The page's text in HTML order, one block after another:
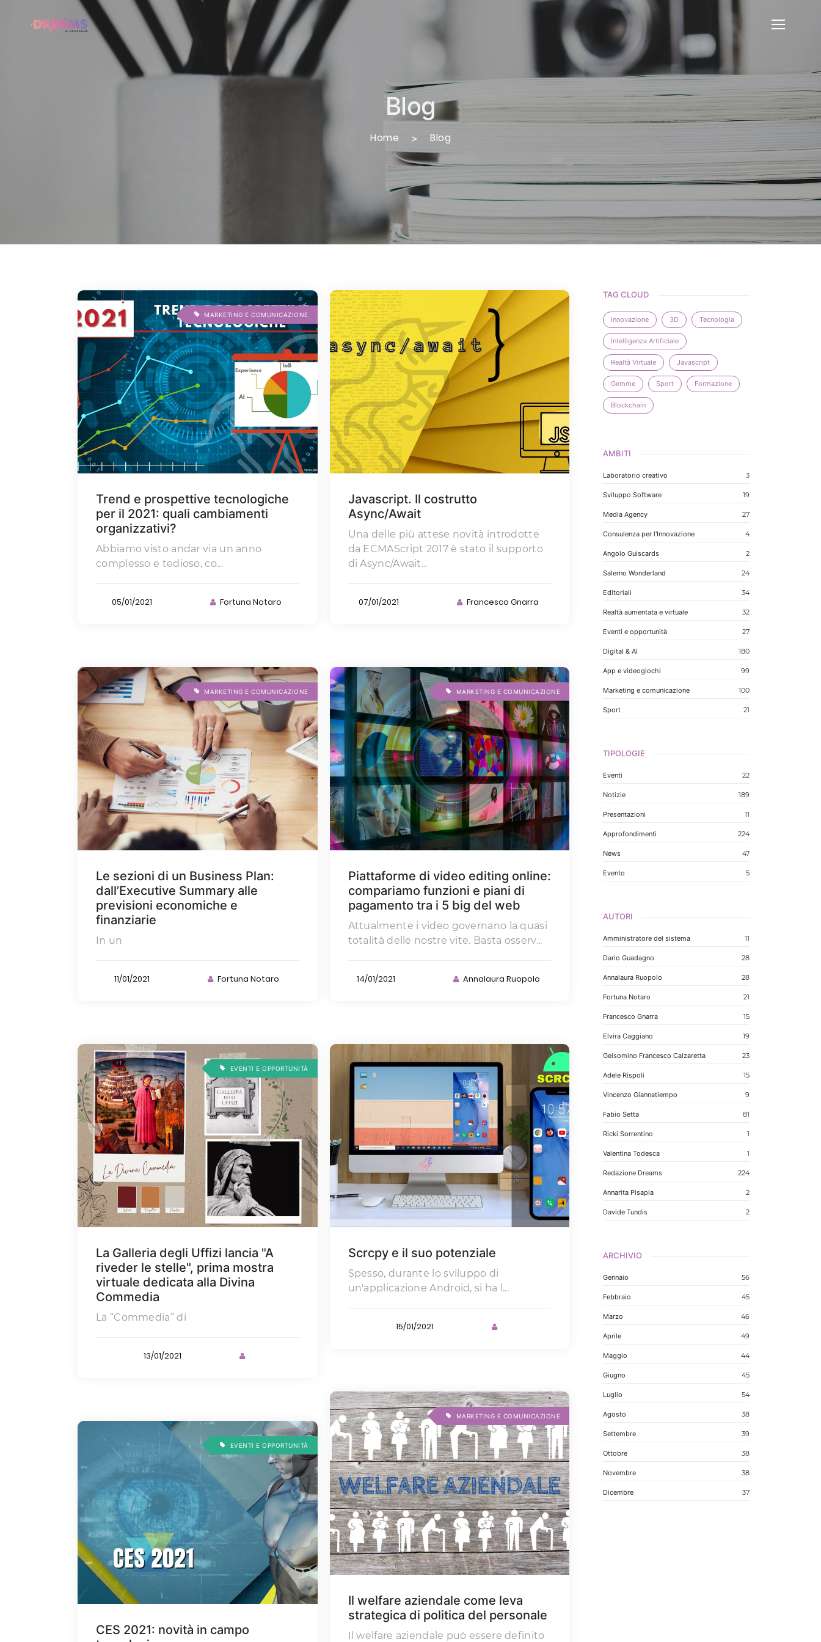
Blog
Home Blog
MARKETING E COMUNICAZIONE
Trend e prospettive tecnologiche
per il 2021: quali cambiamenti
organizzativi?
Abbiamo visto andar via un anno
complesso e tedioso, co...
05/01/2021 Fortuna Notaro
Javascript. Il costrutto
Async/Await
Una delle più attese novità introdotte
da ECMAScript 2017 è stato il supporto
di Async/Await...
07/01/2021 Francesco Gnarra
MARKETING E COMUNICAZIONE
Le sezioni di un Business Plan:
dall’Executive Summary alle
previsioni economiche e
finanziarie
In un
11/01/2021 Fortuna Notaro
MARKETING E COMUNICAZIONE
Piattaforme di video editing online:
compariamo funzioni e piani di
pagamento tra i 5 big del web
Attualmente i video governano la quasi
totalità delle nostre vite. Basta osserv...
14/01/2021 Annalaura Ruopolo
EVENTI E OPPORTUNITÀ
La Galleria degli Uffizi lancia "A
riveder le stelle", prima mostra
virtuale dedicata alla Divina
Commedia
La “Commedia” di
13/01/2021
Scrcpy e il suo potenziale
Spesso, durante lo sviluppo di
un'applicazione Android, si ha l...
15/01/2021
MARKETING E COMUNICAZIONE
Il welfare aziendale come leva
strategica di politica del personale
Il welfare aziendale può essere definito
EVENTI E OPPORTUNITÀ
CES 2021: novità in campo
TAG CLOUD
Innovazione 3D Tecnologia
Intelligenza Artificiale
Realtà Virtuale Javascript
Gemme Sport Formazione
Blockchain
AMBITI
Laboratorio creativo 3
Sviluppo Software 19
Media Agency 27
Consulenza per l'Innovazione 4
Angolo Guiscards 2
Salerno Wonderland 24
Editoriali 34
Realtà aumentata e virtuale 32
Eventi e opportunità 27
Digital & AI 180
App e videogiochi 99
Marketing e comunicazione 100
Sport 21
TIPOLOGIE
Eventi 22
Notizie 189
Presentazioni 11
Approfondimenti 224
News 47
Evento 5
AUTORI
Amministratore del sistema 11
Dario Guadagno 28
Annalaura Ruopolo 28
Fortuna Notaro 21
Francesco Gnarra 15
Elvira Caggiano 19
Gelsomino Francesco Calzaretta 23
Adele Rispoli 15
Vincenzo Giannatiempo 9
Fabio Setta 81
Ricki Sorrentino 1
Valentina Todesca 1
Redazione Dreams 224
Annarita Pisapia 2
Davide Tundis 2
ARCHIVIO
Gennaio 56
Febbraio 45
Marzo 46
Aprile 49
Maggio 44
Giugno 45
Luglio 54
Agosto 38
Settembre 39
Ottobre 38
Novembre 38
Dicembre 37